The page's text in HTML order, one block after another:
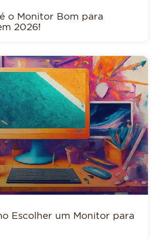
o Monitor Bom para
2026!
Escolher um Monitor para